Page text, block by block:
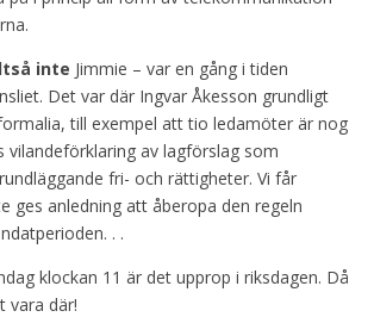
inte Jimmie – var en gång i tiden
Det var där Ingvar Åkesson grundligt
till exempel att tio ledamöter är nog
av lagförslag som
fri- och rättigheter. Vi får
ges anledning att åberopa den regeln
. .
klockan 11 är det upprop i riksdagen. Då
vara där!